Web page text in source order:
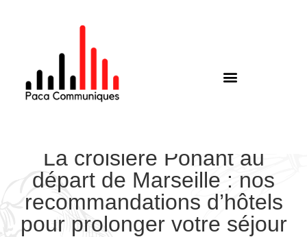
La croisière Ponant au
départ de Marseille : nos
recommandations d’hôtels
pour prolonger votre séjour